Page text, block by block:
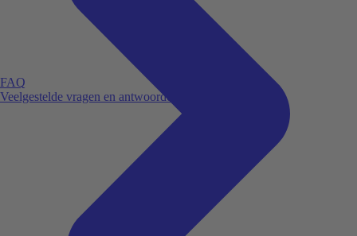
FAQ
Veelgestelde vragen en antwoorden.